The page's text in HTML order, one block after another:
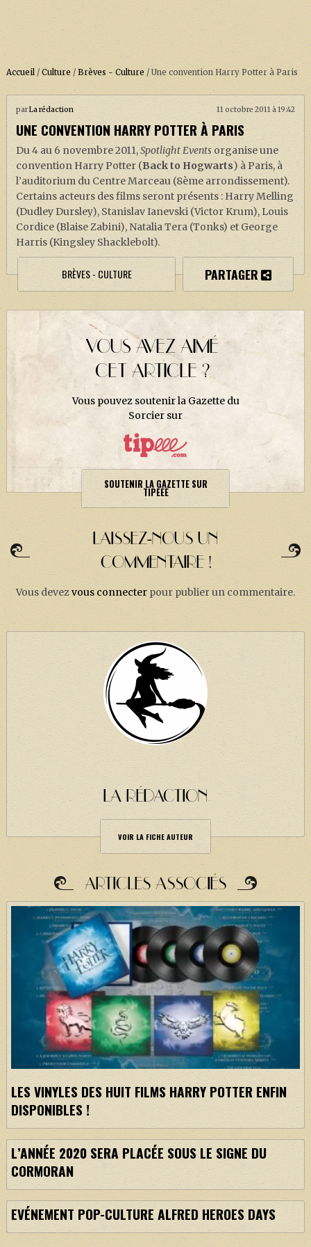
ACCUEIL
À PROPOS
SOUTENEZ-NOUS !
LA SÉRIE HARRY POTTER (REBOOT)
HARRY POTTER : LIVRES
BIOPICS DE HARRY POTTER
LES ANIMAUX FANTASTIQUES
ARTISANAT MOLDU
LES GRANDS ARTICLES DE LA GAZETTE
DOSSIERS
JEUX
Accueil/ Culture / Brèves - Culture / Une convention Harry Potter à Paris
parLa rédaction 11 octobre 2011 à 19:42
UNE CONVENTION HARRY POTTER À PARIS
Du 4 au 6 novembre 2011,Spotlight Eventsorganise une
convention Harry Potter (Back to Hogwarts) à Paris, à
l’auditorium du Centre Marceau (8ème arrondissement).
Certains acteurs des films seront présents : Harry Melling
(Dudley Dursley), Stanislav Ianevski (Victor Krum), Louis
Cordice (Blaise Zabini), Natalia Tera (Tonks) et George
Harris (Kingsley Shacklebolt).
BRÈVES - CULTURE PARTAGER
VOUS AVEZ AIMÉ
CET ARTICLE ?
Vous pouvez soutenir la Gazette du
Sorcier sur
SOUTENIR LA GAZETTE SUR
TIPEEE
LAISSEZ-NOUS UN
COMMENTAIRE !
Vous devezvous connecter pour publier un commentaire.
LA RÉDACTION
VOIR LA FICHE AUTEUR
ARTICLES ASSOCIÉS
LES VINYLES DES HUIT FILMS HARRY POTTER ENFIN
DISPONIBLES !
L’ANNÉE 2020 SERA PLACÉE SOUS LE SIGNE DU
CORMORAN
EVÉNEMENT POP-CULTURE ALFRED HEROES DAYS